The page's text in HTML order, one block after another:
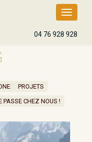
Toggle
04 76 928 928
PROJETS
PASSE CHEZ NOUS !